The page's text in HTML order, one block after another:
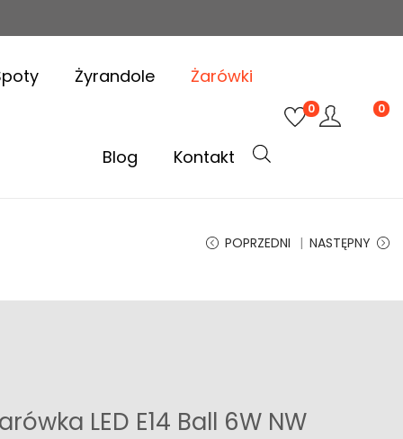
Żyrandole Żarówki
Blog Kontakt
0 0
POPRZEDNI NASTĘPNY
LED E14 Ball 6W NW